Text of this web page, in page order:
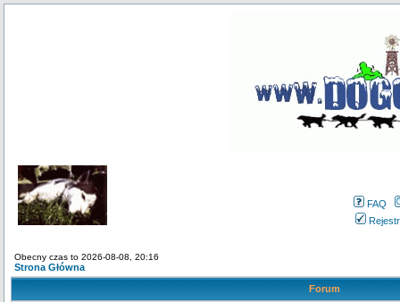
FAQ
Obecny czas to 2026-08-08, 20:16
Strona Główna
Forum